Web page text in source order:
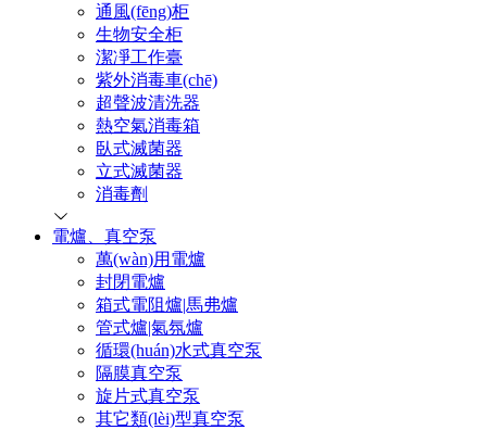
通風(fēng)柜
生物安全柜
潔凈工作臺
紫外消毒車(chē)
超聲波清洗器
熱空氣消毒箱
臥式滅菌器
立式滅菌器
消毒劑
電爐、真空泵
萬(wàn)用電爐
封閉電爐
箱式電阻爐|馬弗爐
管式爐|氣氛爐
循環(huán)水式真空泵
隔膜真空泵
旋片式真空泵
其它類(lèi)型真空泵